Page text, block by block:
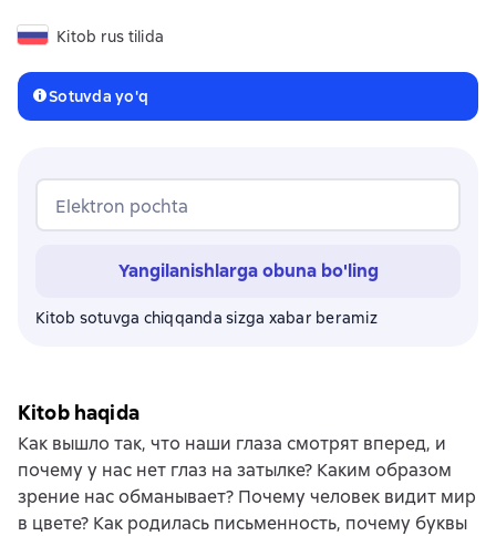
Kitob rus tilida
Sotuvda yo'q
Elektron pochta
Yangilanishlarga obuna bo'ling
Kitob sotuvga chiqqanda sizga xabar beramiz
Kitob haqida
Как вышло так, что наши глаза смотрят вперед, и
почему у нас нет глаз на затылке? Каким образом
зрение нас обманывает? Почему человек видит мир
в цвете? Как родилась письменность, почему буквы